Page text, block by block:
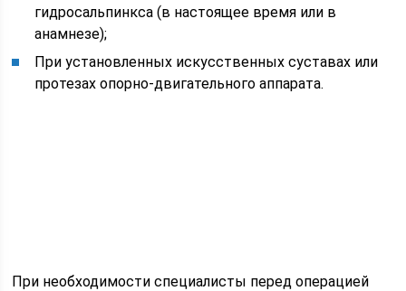
гидросальпинкса (в настоящее время или в
анамнезе);
При установленных искусственных суставах или
протезах опорно-двигательного аппарата.
При необходимости специалисты перед операцией